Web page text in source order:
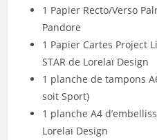
1 Papier Recto/Verso
Pandore
1 Papier Cartes Project
STAR de Lorelaï Design
1 planche de tampons
soit Sport)
1 planche A4
Lorelaï Design